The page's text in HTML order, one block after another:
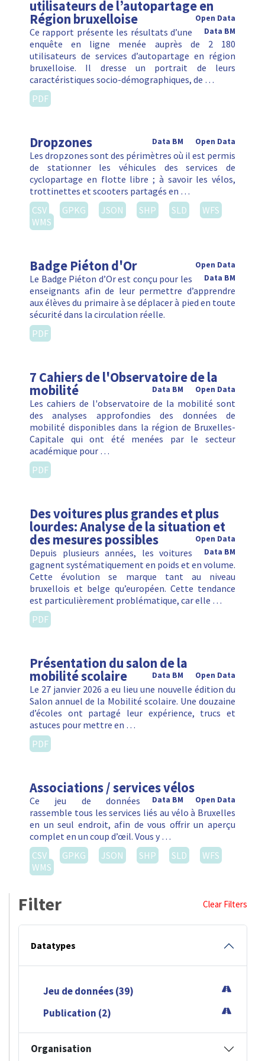
utilisateurs de l’autopartage en
Région bruxelloise
Open Data
Data BM
Ce rapport présente les résultats d’une
enquête en ligne menée auprès de 2 180
utilisateurs de services d’autopartage en région
bruxelloise. Il dresse un portrait de leurs
caractéristiques socio-démographiques, de …
PDF
Dropzones Open Data
Data BM
Les dropzones sont des périmètres où il est permis
de stationner les véhicules des services de
cyclopartage en flotte libre ; à savoir les vélos,
trottinettes et scooters partagés en …
CSV
GPKG JSON SHP SLD
WFS
WMS
Badge Piéton d'Or
Open Data
Data BM
Le Badge Piéton d’Or est conçu pour les
enseignants afin de leur permettre d’apprendre
aux élèves du primaire à se déplacer à pied en toute
sécurité dans la circulation réelle.
PDF
7 Cahiers de l'Observatoire de la
mobilité Open Data
Data BM
Les cahiers de l'observatoire de la mobilité sont
des analyses approfondies des données de
mobilité disponibles dans la région de Bruxelles-
Capitale qui ont été menées par le secteur
académique pour …
PDF
Des voitures plus grandes et plus
lourdes: Analyse de la situation et
des mesures possibles
Open Data
Data BM
Depuis plusieurs années, les voitures
gagnent systématiquement en poids et en volume.
Cette évolution se marque tant au niveau
bruxellois et belge qu’européen. Cette tendance
est particulièrement problématique, car elle …
PDF
Présentation du salon de la
mobilité scolaire Open Data
Data BM
Le 27 janvier 2026 a eu lieu une nouvelle édition du
Salon annuel de la Mobilité scolaire. Une douzaine
d’écoles ont partagé leur expérience, trucs et
astuces pour mettre en …
PDF
Associations / services vélos
Open Data
Data BM
Ce jeu de données
rassemble tous les services liés au vélo à Bruxelles
en un seul endroit, afin de vous offrir un aperçu
complet en un coup d’œil. Vous y …
CSV
GPKG JSON SHP SLD
WFS
WMS
Filter Clear Filters
Datatypes
Jeu de données (39)
Publication (2)
Organisation